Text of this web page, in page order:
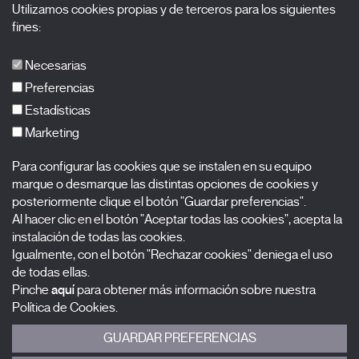
Acreditaciones
Nombre
Apellidos
Correo electrónico
Selecciona una categoría
0 listas seleccionadas
Acepto términos, condiciones ypolítica de privacidad
Utilizamos cookies propias y de terceros para los siguientes
fines:
Necesarias
Preferencias
Estadísticas
Marketing
Para configurar las cookies que se instalen en su equipo
marque o desmarque las distintas opciones de cookies y
posteriormente clique el botón "Guardar preferencias".
Al hacer clic en el botón "Aceptar todas las cookies", acepta la
instalación de todas las cookies.
Igualmente, con el botón "Rechazar cookies" deniega el uso
de todas ellas.
Pinche aquí para obtener más información sobre nuestra
Política de Cookies.
GUARDAR PREFERENCIAS